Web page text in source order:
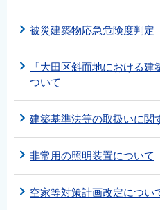
被災建築物応急危険度判定
「大田区斜面地における
ついて
建築基準法等の取扱いに関
非常用の照明装置について
空家等対策計画改定につい